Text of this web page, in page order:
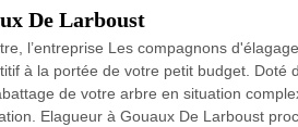
De Larboust
l’entreprise Les compagnons
à la portée de votre petit budget.
de votre arbre en situation
Elagueur à Gouaux De Larboust